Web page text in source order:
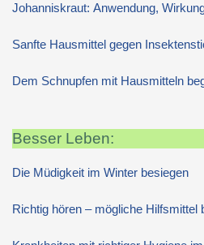
Johanniskraut: Anwendung,
Sanfte Hausmittel gegen
Dem Schnupfen mit Hausmitteln
Besser Leben:
Die Müdigkeit im Winter besiegen
Richtig hören – mögliche Hilfsmittel